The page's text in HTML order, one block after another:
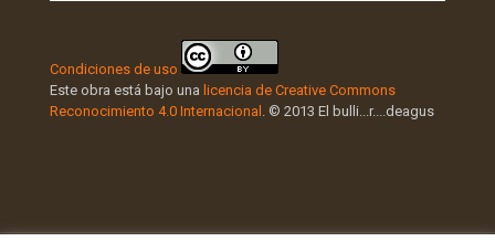
Condiciones de uso
Este obra está bajo una licencia de Creative Commons
Reconocimiento 4.0 Internacional
. © 2013 El bulli...r....deagus